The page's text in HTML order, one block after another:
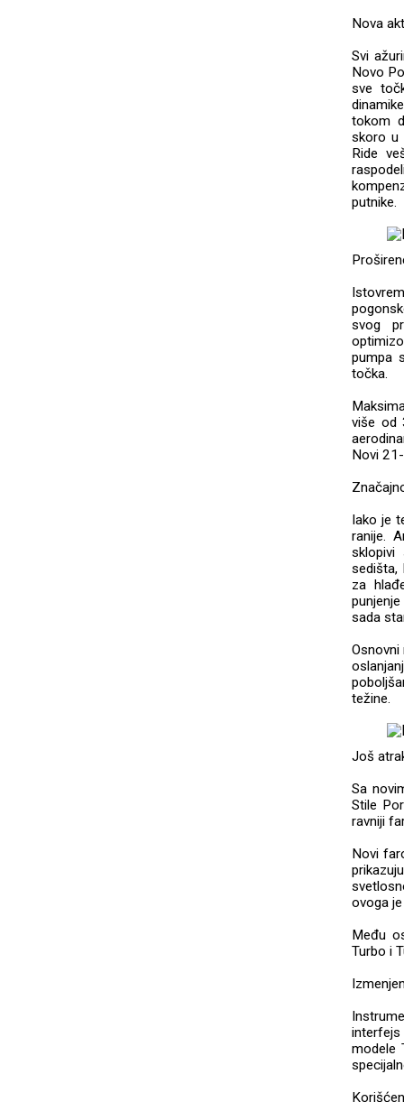
Nova
Svi
Novo
sve
tokom
skoro u
Ride
putnike.
svog
pumpa
točka.
više od
Novi
Iako je
ranije.
sklopivi
sedišta,
za
sada
težine.
Još
Sa
Stile
ravniji
Novi
ovoga
Među
Turbo i
interfejs
modele